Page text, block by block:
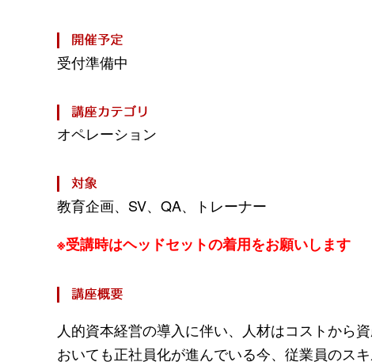
受付準備中
オペレーション
教育企画、SV、QA、トレーナー
※受講時はヘッドセットの着用をお願いします
人的資本経営の導入に伴い、人材はコストから
おいても正社員化が進んでいる今、従業員のスキ